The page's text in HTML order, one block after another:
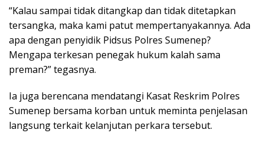
“Kalau sampai tidak ditangkap dan tidak ditetapkan
tersangka, maka kami patut mempertanyakannya. Ada
apa dengan penyidik Pidsus Polres Sumenep?
Mengapa terkesan penegak hukum kalah sama
preman?” tegasnya.
Ia juga berencana mendatangi Kasat Reskrim Polres
Sumenep bersama korban untuk meminta penjelasan
langsung terkait kelanjutan perkara tersebut.